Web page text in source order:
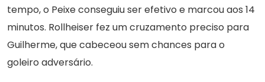
tempo, o Peixe conseguiu ser efetivo e marcou aos 14
minutos. Rollheiser fez um cruzamento preciso para
Guilherme, que cabeceou sem chances para o
goleiro adversário.